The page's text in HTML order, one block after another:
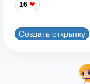
16
Создать открытку